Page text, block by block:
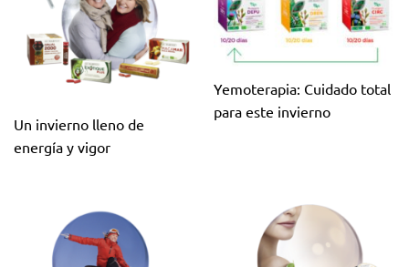
Un invierno lleno de
energía y vigor
Yemoterapia: Cuidado total
para este invierno